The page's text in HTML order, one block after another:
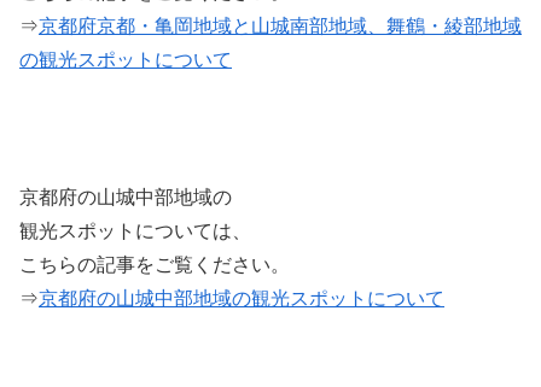
⇒京都府京都・亀岡地域と山城南部地域、舞鶴・綾部地域
の観光スポットについて
京都府の山城中部地域の
観光スポットについては、
こちらの記事をご覧ください。
⇒京都府の山城中部地域の観光スポットについて